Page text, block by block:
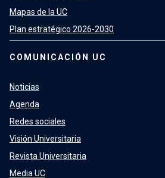
Mapas de la UC
Plan estratégico 2026-2030
COMUNICACIÓN UC
Noticias
Agenda
Redes sociales
Visión Universitaria
Revista Universitaria
Media UC